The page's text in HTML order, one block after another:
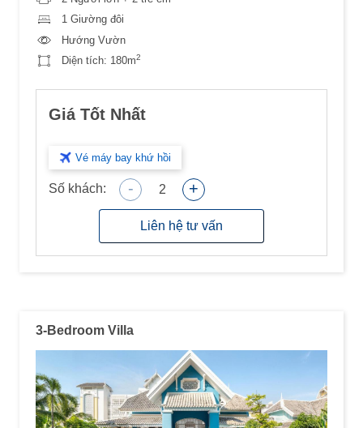
1 Giường đôi
Hướng Vườn
Diện tích: 180m2
Giá Tốt Nhất
Vé máy bay khứ hồi
Số khách: - 2 +
Liên hệ tư vấn
3-Bedroom Villa